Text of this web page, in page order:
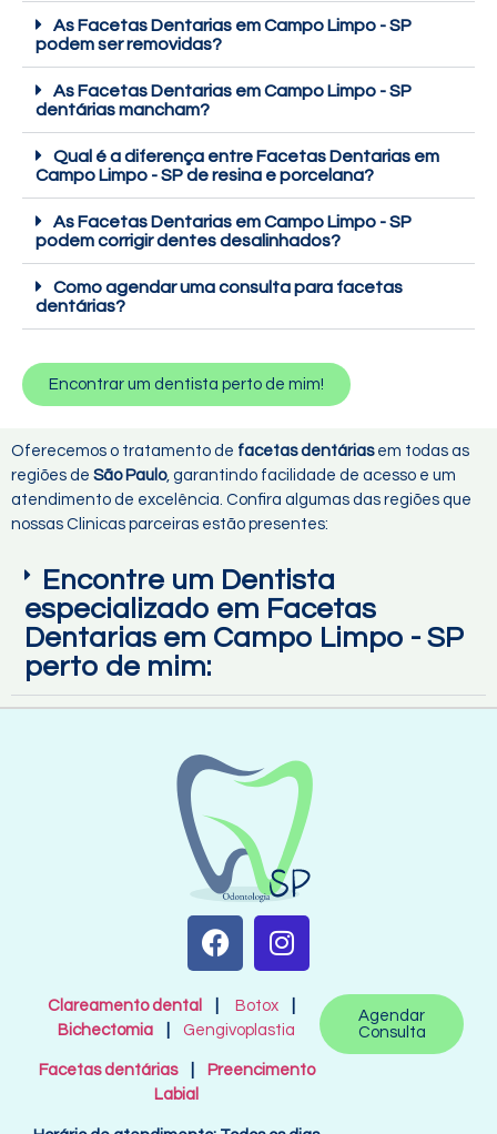
As Facetas Dentarias em Campo Limpo - SP
podem ser removidas?
As Facetas Dentarias em Campo Limpo - SP
dentárias mancham?
Qual é a diferença entre Facetas Dentarias em
Campo Limpo - SP de resina e porcelana?
As Facetas Dentarias em Campo Limpo - SP
podem corrigir dentes desalinhados?
Como agendar uma consulta para facetas
dentárias?
Encontrar um dentista perto de mim!
Oferecemos o tratamento de facetas dentáriasem todas as
regiões de São Paulo, garantindo facilidade de acesso e um
atendimento de excelência. Confira algumas das regiões que
nossas Clinicas parceiras estão presentes:
Encontre um Dentista
especializado em Facetas
Dentarias em Campo Limpo - SP
perto de mim:
Clareamento dental Botox
Bichectomia
Gengivoplastia
Facetas dentárias
Preencimento
Labial
Agendar
Consulta